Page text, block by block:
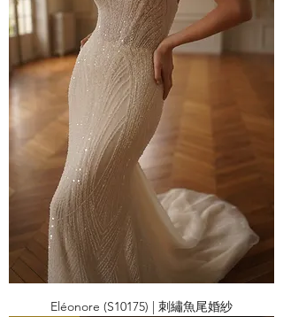
Eléonore (S10175) | 刺繡魚尾婚紗